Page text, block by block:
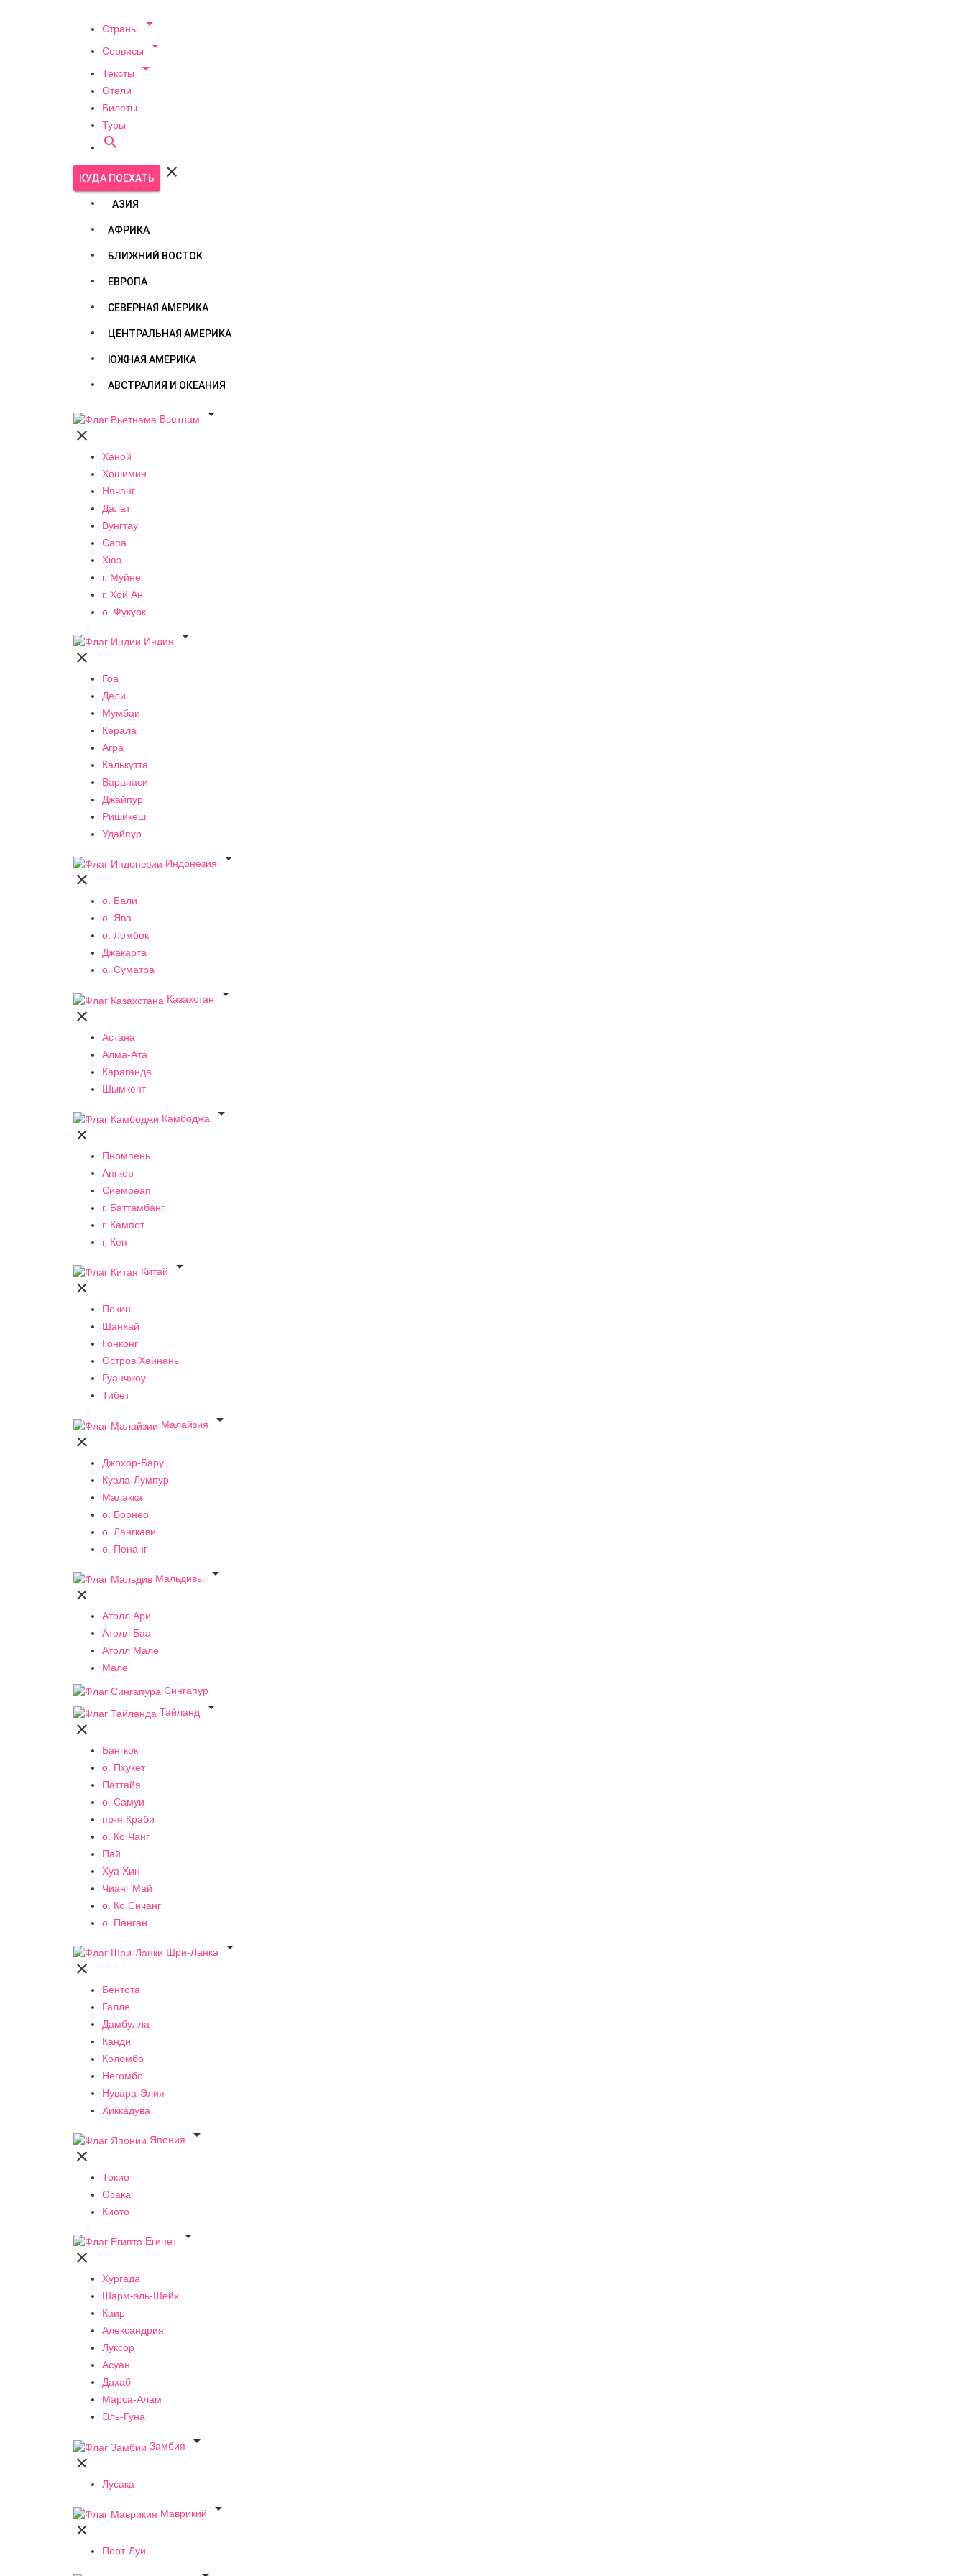
Страны 
Сервисы 
Тексты 
Отели
Билеты
Туры

КУДА ПОЕХАТЬ 
АЗИЯ
АФРИКА
БЛИЖНИЙ ВОСТОК
ЕВРОПА
СЕВЕРНАЯ АМЕРИКА
ЦЕНТРАЛЬНАЯ АМЕРИКА
ЮЖНАЯ АМЕРИКА
АВСТРАЛИЯ И ОКЕАНИЯ
Вьетнам


Ханой
Хошимин
Нячанг
Далат
Вунгтау
Сапа
Хюэ
г. Муйне
г. Хой Ан
о. Фукуок
Индия


Гоа
Дели
Мумбаи
Керала
Агра
Калькутта
Варанаси
Джайпур
Ришикеш
Удайпур
Индонезия


о. Бали
о. Ява
о. Ломбок
Джакарта
о. Суматра
Казахстан


Астана
Алма-Ата
Караганда
Шымкент
Камбоджа


Пномпень
Ангкор
Сиемреап
г. Баттамбанг
г. Кампот
г. Кеп
Китай


Пекин
Шанхай
Гонконг
Остров Хайнань
Гуанчжоу
Тибет
Малайзия


Джохор-Бару
Куала-Лумпур
Малакка
о. Борнео
о. Лангкави
о. Пенанг
Мальдивы


Атолл Ари
Атолл Баа
Атолл Мале
Мале
Сингапур
Тайланд


Бангкок
о. Пхукет
Паттайя
о. Самуи
пр-я Краби
о. Ко Чанг
Пай
Хуа Хин
Чианг Май
о. Ко Сичанг
о. Панган
Шри-Ланка


Бентота
Галле
Дамбулла
Канди
Коломбо
Негомбо
Нувара-Элия
Хиккадува
Япония


Токио
Осака
Киото
Египет


Хургада
Шарм-эль-Шейх
Каир
Александрия
Луксор
Асуан
Дахаб
Марса-Алам
Эль-Гуна
Замбия


Лусака
Маврикий


Порт-Луи